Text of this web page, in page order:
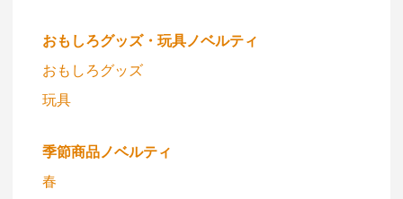
おもしろグッズ・玩具ノベルティ
おもしろグッズ
玩具
季節商品ノベルティ
春